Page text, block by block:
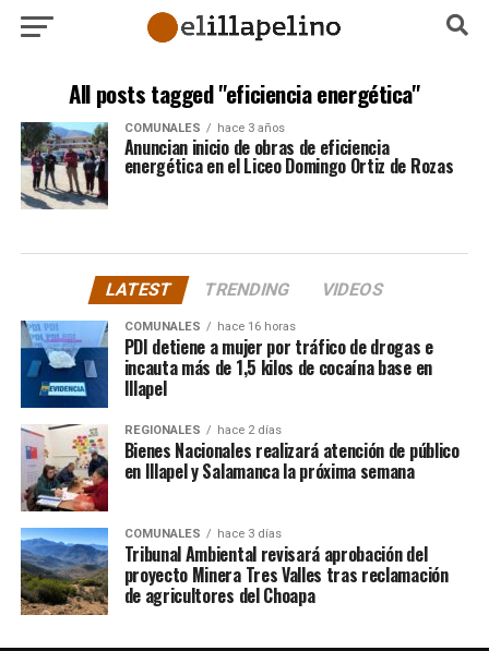
All posts tagged "eficiencia energética"
COMUNALES hace 3 años
Anuncian inicio de obras de eficiencia
energética en el Liceo Domingo Ortiz de Rozas
LATEST TRENDING VIDEOS
COMUNALES hace 16 horas
PDI detiene a mujer por tráfico de drogas e
incauta más de 1,5 kilos de cocaína base en
Illapel
REGIONALES hace 2 días
Bienes Nacionales realizará atención de público
en Illapel y Salamanca la próxima semana
COMUNALES hace 3 días
Tribunal Ambiental revisará aprobación del
proyecto Minera Tres Valles tras reclamación
de agricultores del Choapa